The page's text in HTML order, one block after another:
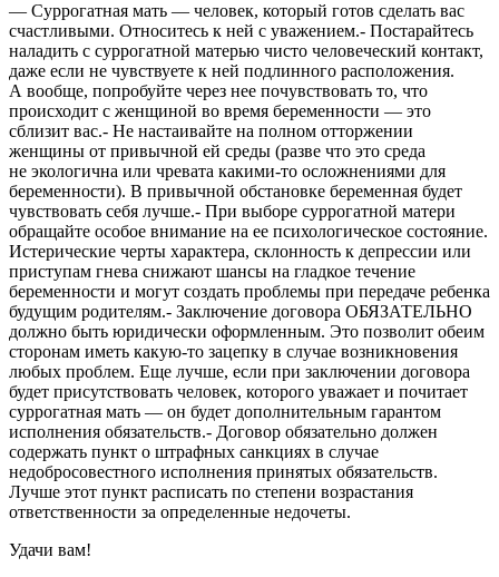
— Суррогатная мать — человек, который готов сделать вас
счастливыми. Относитесь к ней с уважением.- Постарайтесь
наладить с суррогатной матерью чисто человеческий контакт,
даже если не чувствуете к ней подлинного расположения.
А вообще, попробуйте через нее почувствовать то, что
происходит с женщиной во время беременности — это
сблизит вас.- Не настаивайте на полном отторжении
женщины от привычной ей среды (разве что это среда
не экологична или чревата какими-то осложнениями для
беременности). В привычной обстановке беременная будет
чувствовать себя лучше.- При выборе суррогатной матери
обращайте особое внимание на ее психологическое состояние.
Истерические черты характера, склонность к депрессии или
приступам гнева снижают шансы на гладкое течение
беременности и могут создать проблемы при передаче ребенка
будущим родителям.- Заключение договора ОБЯЗАТЕЛЬНО
должно быть юридически оформленным. Это позволит обеим
сторонам иметь какую-то зацепку в случае возникновения
любых проблем. Еще лучше, если при заключении договора
будет присутствовать человек, которого уважает и почитает
суррогатная мать — он будет дополнительным гарантом
исполнения обязательств.- Договор обязательно должен
содержать пункт о штрафных санкциях в случае
недобросовестного исполнения принятых обязательств.
Лучше этот пункт расписать по степени возрастания
ответственности за определенные недочеты.
Удачи вам!